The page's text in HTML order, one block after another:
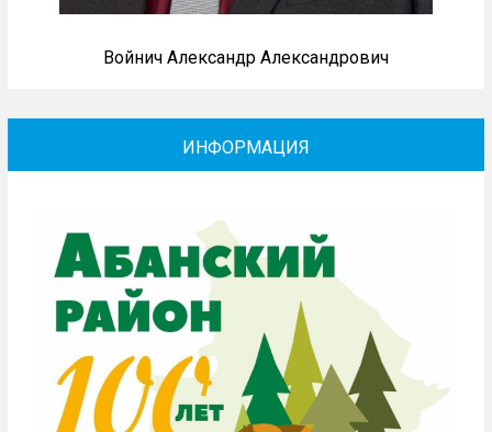
Войнич Александр Александрович
ИНФОРМАЦИЯ